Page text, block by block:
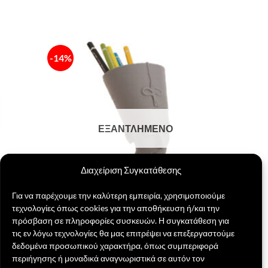
Διαχείριση Συγκατάθεσης
Για να παρέχουμε την καλύτερη εμπειρία, χρησιμοποιούμε
τεχνολογίες όπως cookies για την αποθήκευση ή/και την
πρόσβαση σε πληροφορίες συσκευών. Η συγκατάθεση για
τις εν λόγω τεχνολογίες θα μας επιτρέψει να επεξεργαστούμε
δεδομένα προσωπικού χαρακτήρα, όπως συμπεριφορά
περιήγησης ή μοναδικά αναγνωριστικά σε αυτόν τον
-14%
ΕΞΑΝΤΛΗΜΈΝΟ
Μολυβοθήκη Νεφερτίτη
14,00€ Original
price
12,00€Η
τρέχουσα